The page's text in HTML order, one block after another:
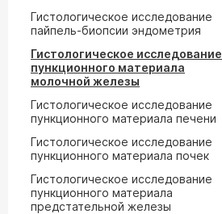
Гистологическое исследование
пайпель-биопсии эндометрия
Гистологическое исследование
пункционного материала
молочной железы
Гистологическое исследование
пункционного материала печени
Гистологическое исследование
пункционного материала почек
Гистологическое исследование
пункционного материала
предстательной железы